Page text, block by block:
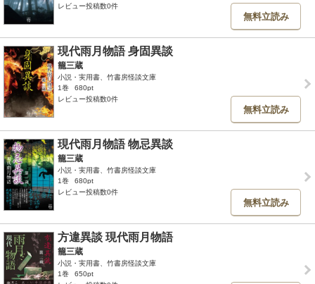
レビュー投稿数0件
無料立読み
現代雨月物語 身固異談
籠三蔵
小説・実用書、竹書房怪談文庫
1巻
680pt
レビュー投稿数0件
無料立読み
現代雨月物語 物忌異談
籠三蔵
小説・実用書、竹書房怪談文庫
1巻
680pt
レビュー投稿数0件
無料立読み
方違異談 現代雨月物語
籠三蔵
小説・実用書、竹書房怪談文庫
1巻
650pt